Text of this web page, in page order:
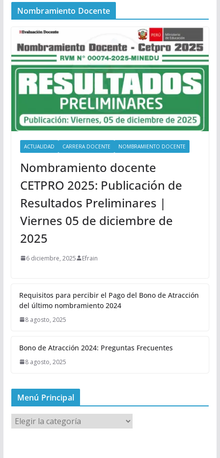
Nombramiento Docente
ACTUALIDAD CARRERA DOCENTE NOMBRAMIENTO DOCENTE
Nombramiento docente
CETPRO 2025: Publicación de
Resultados Preliminares |
Viernes 05 de diciembre de
2025
6 diciembre, 2025 Efrain
Requisitos para percibir el Pago del Bono de Atracción
del último nombramiento 2024
8 agosto, 2025
Bono de Atracción 2024: Preguntas Frecuentes
8 agosto, 2025
Menú Principal
M
e